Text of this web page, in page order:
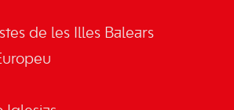
de les Illes Balears